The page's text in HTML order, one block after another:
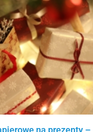
na prezenty –